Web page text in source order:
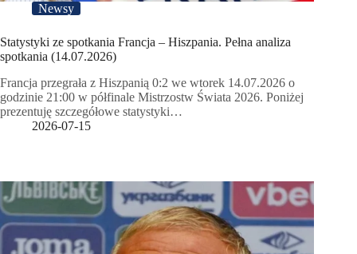
Newsy
Statystyki ze spotkania Francja – Hiszpania. Pełna analiza
spotkania (14.07.2026)
Francja przegrała z Hiszpanią 0:2 we wtorek 14.07.2026 o
godzinie 21:00 w półfinale Mistrzostw Świata 2026. Poniżej
prezentuję szczegółowe statystyki…
2026-07-15